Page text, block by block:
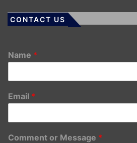
CONTACT US
Name *
Email *
Comment or Message *